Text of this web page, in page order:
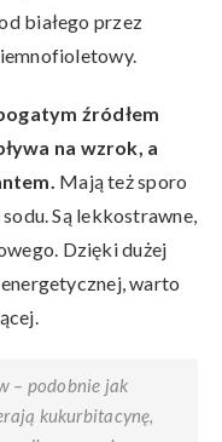
białego przez
źródłem
na wzrok, a
Mają też sporo
Są lekkostrawne,
Dzięki dużej
warto
– podobnie jak
kukurbitacynę,